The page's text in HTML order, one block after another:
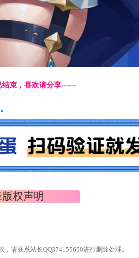
束，喜欢请分享------
权声明
请联系站长QQ374155650进行删除处理。